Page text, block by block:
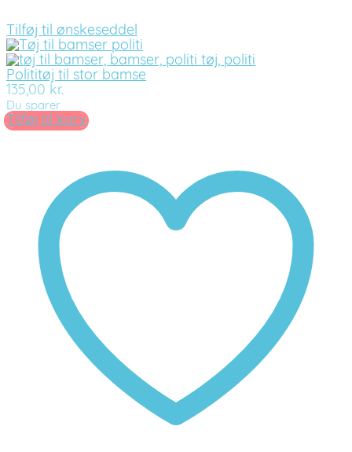
Tilføj til ønskeseddel
Polititøj til stor bamse
135,00 kr.
Du sparer
Tilføj til kurv